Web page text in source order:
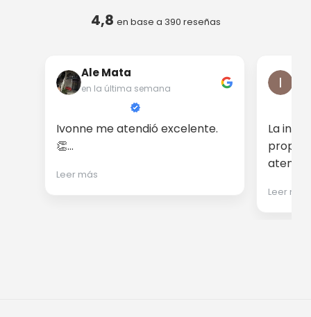
4,8 en base a 390 reseñas
Ale Mata
en la última semana
Ivonne me atendió excelente.
👏...
Leer más
La
Leer más